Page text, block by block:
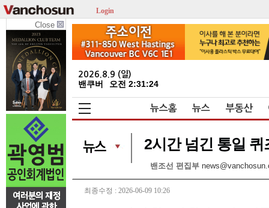
Login
Close
2026.8.9 (일)
밴쿠버 오전 2:31:25
뉴스홈 뉴스 부동산
2시간 넘긴 통일 퀴
밴조선 편집부
최종수정 : 2026-06-09 10:26